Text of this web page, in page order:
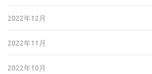
2022年12月
2022年11月
2022年10月